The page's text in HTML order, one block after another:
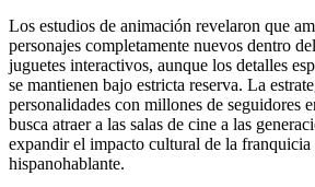
Los estudios de animación revelaron que
personajes completamente nuevos dentro
juguetes interactivos, aunque los detalles
se mantienen bajo estricta reserva. La
personalidades con millones de seguidores
busca atraer a las salas de cine a las
expandir el impacto cultural de la franquicia
hispanohablante.